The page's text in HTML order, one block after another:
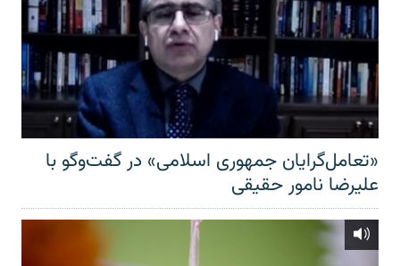
«تعامل‌گرایان جمهوری اسلامی» در گفت‌وگو با
علیرضا نامور حقیقی